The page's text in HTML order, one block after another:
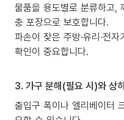
물품을 용도별로 분류하고,
충 포장으로 보호합니다.
파손이 잦은 주방·유리·전
확인이 중요합니다.
3. 가구 분해(필요 시)와 상
출입구 폭이나 엘리베이터